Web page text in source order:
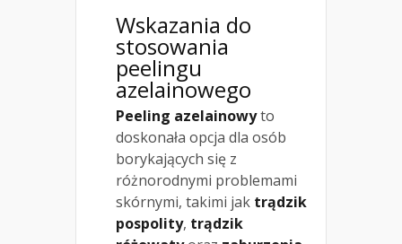
Wskazania do
stosowania
peelingu
azelainowego
Peeling azelainowyto
doskonała opcja dla osób
borykających się z
różnorodnymi problemami
skórnymi, takimi jak trądzik
pospolity, trądzik